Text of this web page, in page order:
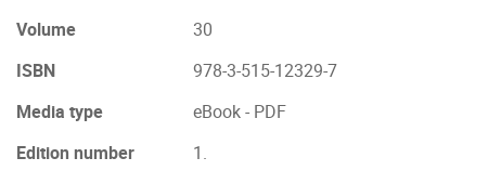
Volume
30
ISBN
978-3-515-12329-7
Media type
eBook - PDF
Edition number
1.